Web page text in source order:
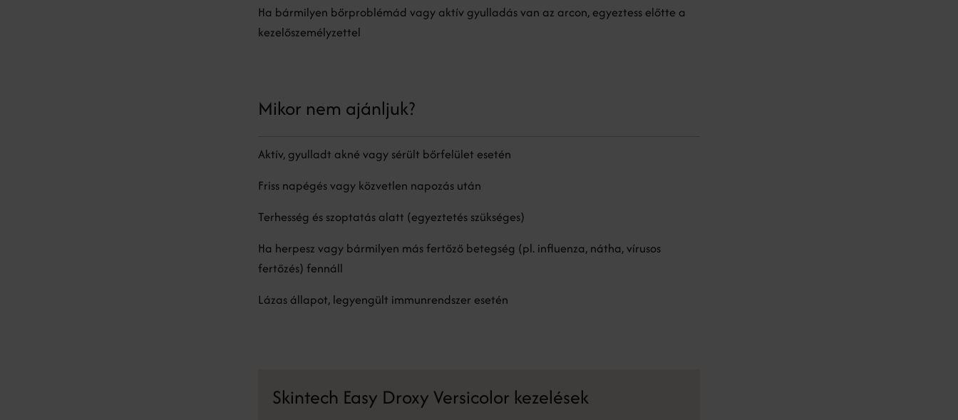
Ha bármilyen bőrproblémád vagy aktív gyulladás van az arcon, egyeztess előtte a
kezelőszemélyzettel
Mikor nem ajánljuk?
Aktív, gyulladt akné vagy sérült bőrfelület esetén
Friss napégés vagy közvetlen napozás után
Terhesség és szoptatás alatt (egyeztetés szükséges)
Ha herpesz vagy bármilyen más fertőző betegség (pl. influenza, nátha, vírusos
fertőzés) fennáll
Lázas állapot, legyengült immunrendszer esetén
Skintech Easy Droxy Versicolor kezelések